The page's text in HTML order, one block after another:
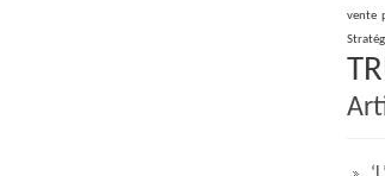
vente